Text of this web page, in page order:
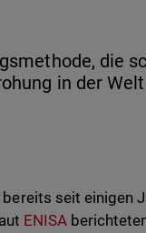
die
in der
seit einigen
ENISA